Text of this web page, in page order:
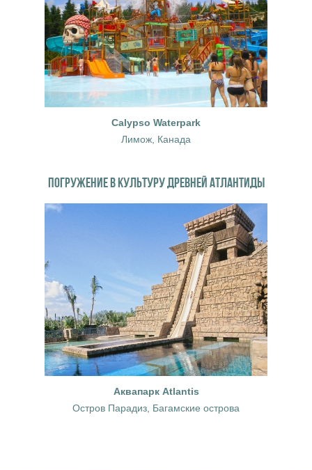
Calypso Waterpark
Лимож, Канада
ПОГРУЖЕНИЕ В КУЛЬТУРУ ДРЕВНЕЙ АТЛАНТИДЫ
Аквапарк Atlantis
Остров Парадиз, Багамские острова